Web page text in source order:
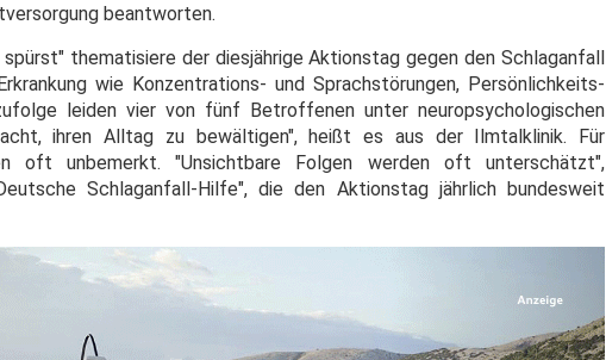
beantworten.
thematisiere der diesjährige Aktionstag gegen den Schlaganfall
wie Konzentrations- und Sprachstörungen, Persönlichkeits-
leiden vier von fünf Betroffenen unter neuropsychologischen
ihren Alltag zu bewältigen", heißt es aus der Ilmtalklinik. Für
oft unbemerkt. "Unsichtbare Folgen werden oft unterschätzt",
Schlaganfall-Hilfe", die den Aktionstag jährlich bundesweit